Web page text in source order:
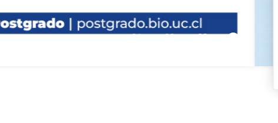
01 02 03 pause_circle_filled